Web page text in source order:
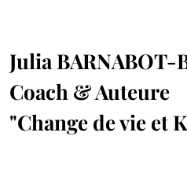
Julia BARNABOT-
Coach & Auteure
"Change de vie et